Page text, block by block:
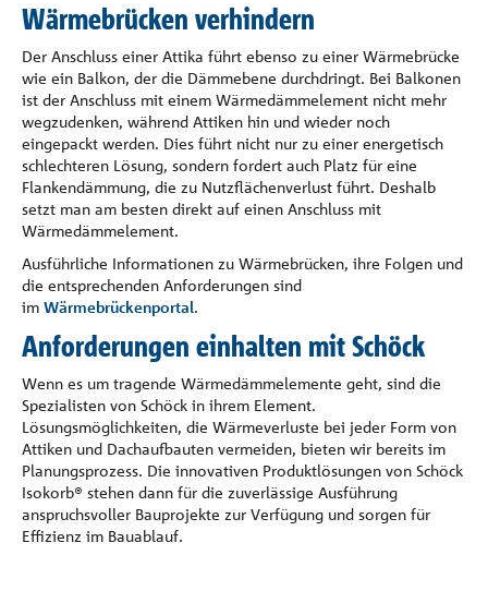
Wärmebrücken verhindern
Der Anschluss einer Attika führt ebenso zu einer Wärmebrücke
wie ein Balkon, der die Dämmebene durchdringt. Bei Balkonen
ist der Anschluss mit einem Wärmedämmelement nicht mehr
wegzudenken, während Attiken hin und wieder noch
eingepackt werden. Dies führt nicht nur zu einer energetisch
schlechteren Lösung, sondern fordert auch Platz für eine
Flankendämmung, die zu Nutzflächenverlust führt. Deshalb
setzt man am besten direkt auf einen Anschluss mit
Wärmedämmelement.
Ausführliche Informationen zu Wärmebrücken, ihre Folgen und
die entsprechenden Anforderungen sind
im Wärmebrückenportal.
Anforderungen einhalten mit Schöck
Wenn es um tragende Wärmedämmelemente geht, sind die
Spezialisten von Schöck in ihrem Element.
Lösungsmöglichkeiten, die Wärmeverluste bei jeder Form von
Attiken und Dachaufbauten vermeiden, bieten wir bereits im
Planungsprozess. Die innovativen Produktlösungen von Schöck
Isokorb® stehen dann für die zuverlässige Ausführung
anspruchsvoller Bauprojekte zur Verfügung und sorgen für
Effizienz im Bauablauf.